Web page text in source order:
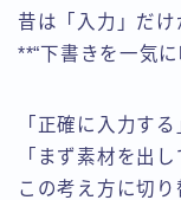
昔は「入力」だ
**“下書きを一気
「正確に入力す
「まず素材を出
この考え方に切